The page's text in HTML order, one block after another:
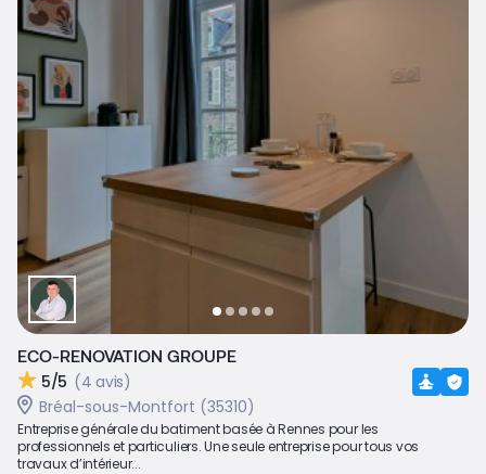
ECO-RENOVATION GROUPE
5/5 (4 avis)
Bréal-sous-Montfort (35310)
Entreprise générale du batiment basée à Rennes pour les
professionnels et particuliers. Une seule entreprise pour tous vos
travaux d’intérieur...